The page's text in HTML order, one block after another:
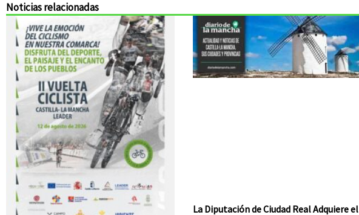
Noticias relacionadas
La Diputación de Ciudad Real Adquiere el